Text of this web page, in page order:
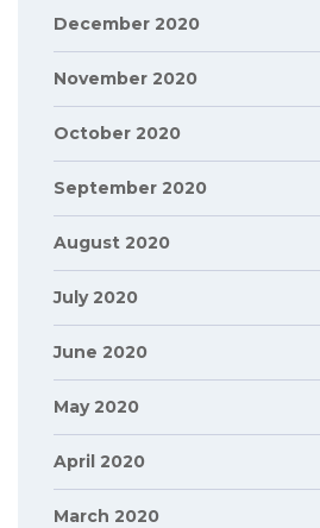
December 2020
November 2020
October 2020
September 2020
August 2020
July 2020
June 2020
May 2020
April 2020
March 2020